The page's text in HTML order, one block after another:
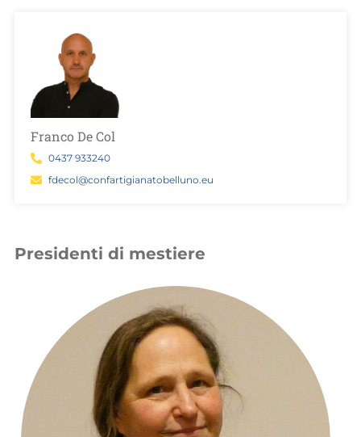
Franco De Col
0437 933240
fdecol@confartigianatobelluno.eu
Presidenti di mestiere